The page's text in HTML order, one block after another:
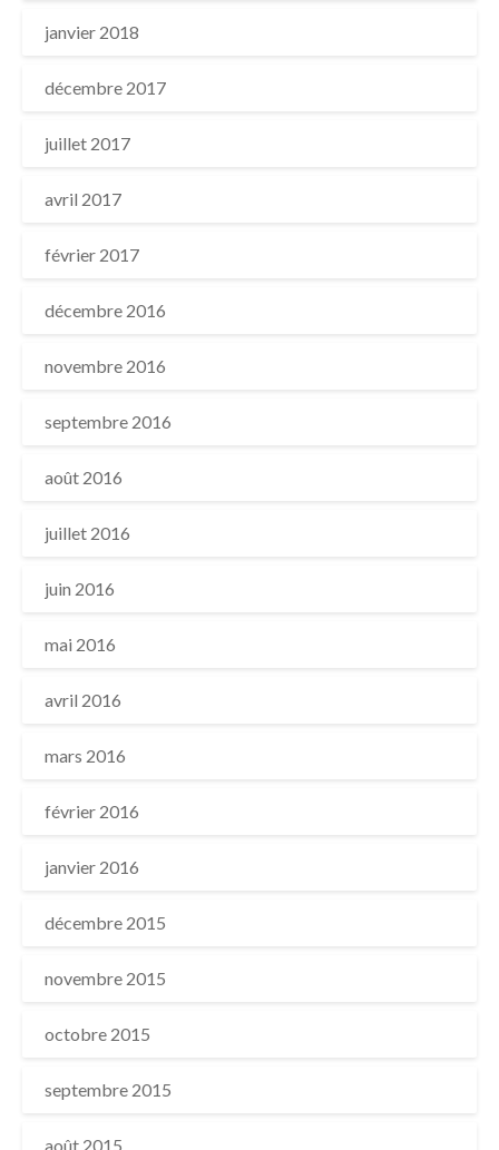
janvier 2018
décembre 2017
juillet 2017
avril 2017
février 2017
décembre 2016
novembre 2016
septembre 2016
août 2016
juillet 2016
juin 2016
mai 2016
avril 2016
mars 2016
février 2016
janvier 2016
décembre 2015
novembre 2015
octobre 2015
septembre 2015
août 2015